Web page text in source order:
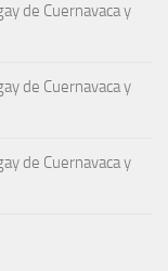
de Cuernavaca y
de Cuernavaca y
de Cuernavaca y